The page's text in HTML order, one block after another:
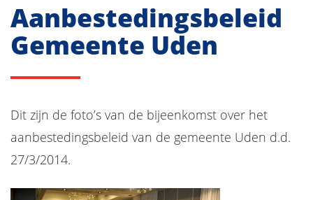
Aanbestedingsbeleid
Gemeente Uden
Dit zijn de foto’s van de bijeenkomst over het
aanbestedingsbeleid van de gemeente Uden d.d.
27/3/2014.